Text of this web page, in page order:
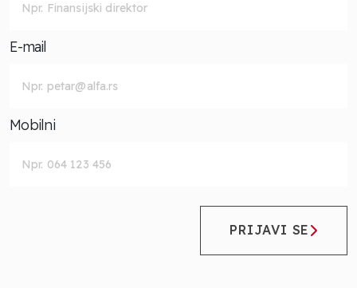
E-mail
Mobilni
PRIJAVI SE